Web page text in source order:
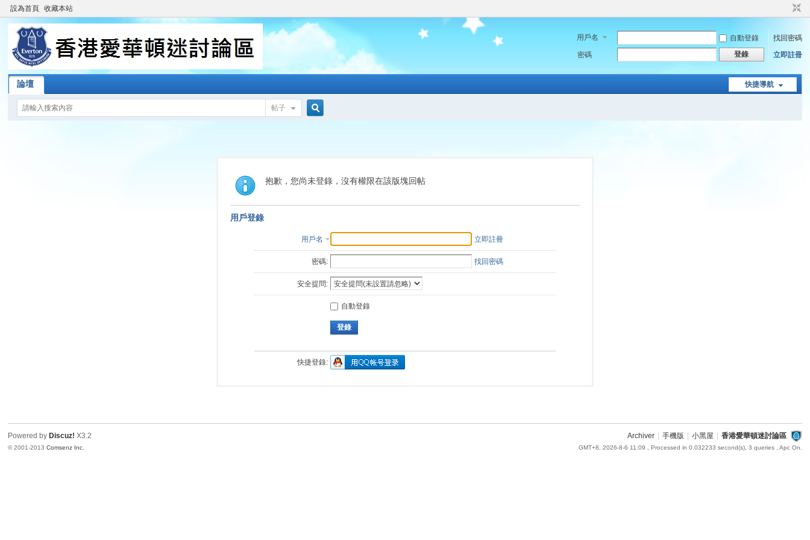
設為首頁 收藏本站
用戶名 自動登錄
找回密碼
密碼
登錄 立即註冊
快捷導航
論壇
帖子
索
抱歉，您尚未登錄，沒有權限在該版塊回帖
用戶登錄
用戶名 立即註冊
密碼: 找回密碼
安全提問:
自動登錄
登錄
快捷登錄:
Archiver 手機版 小黑屋 香港愛華頓迷討論區
GMT+8, 2026-8-6 11:09 , Processed in 0.032233 second(s), 3 queries , Apc On.
Powered by Discuz! X3.2
© 2001-2013Comsenz Inc.